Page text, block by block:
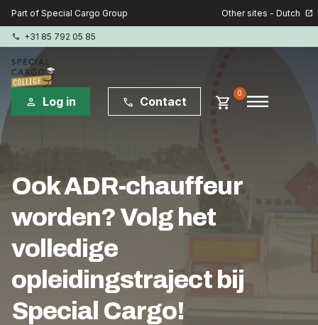
Part of Special Cargo Group Other sites - Dutch open_in_new
phone +31 85 792 05 85
person Log in phone Contact shopping_cart 0 menu
Ook ADR-chauffeur
worden? Volg het
volledige
opleidingstraject bij
Special Cargo!
Special Cargo Services
Isologic
Opleidingen
Consultancy